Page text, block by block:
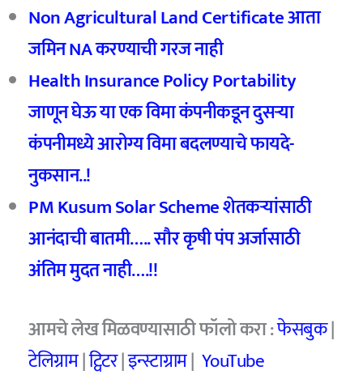
Non Agricultural Land Certificateआता
जमिन NAकरण्याची गरज नाही
Health Insurance Policy Portability
जाणून घेऊ या एक विमा कंपनीकडून दुसऱ्या
कंपनीमध्ये आरोग्य विमा बदलण्याचे फायदे-
नुकसान..!
PM Kusum Solar Schemeशेतकर्‍यांसाठी
आनंदाची बातमी….. सौर कृषी पंप अर्जासाठी
अंतिम मुदत नाही….!!
आमचेलेख मिळवण्यासाठी फॉलो करा :फेसबुक|
टेलिग्राम|ट्विटर|इन्स्टाग्राम| YouTube